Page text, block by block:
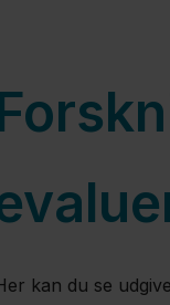
kan du se